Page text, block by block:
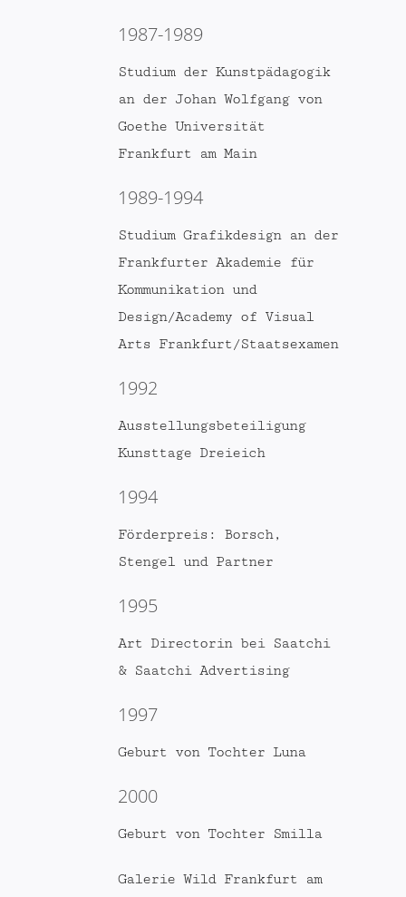
1987-1989
Studium der Kunstpädagogik
an der Johan Wolfgang von
Goethe Universität
Frankfurt am Main
1989-1994
Studium Grafikdesign an der
Frankfurter Akademie für
Kommunikation und
Design/Academy of Visual
Arts Frankfurt/Staatsexamen
1992
Ausstellungsbeteiligung
Kunsttage Dreieich
1994
Förderpreis: Borsch,
Stengel und Partner
1995
Art Directorin bei Saatchi
& Saatchi Advertising
1997
Geburt von Tochter Luna
2000
Geburt von Tochter Smilla
Galerie Wild Frankfurt am